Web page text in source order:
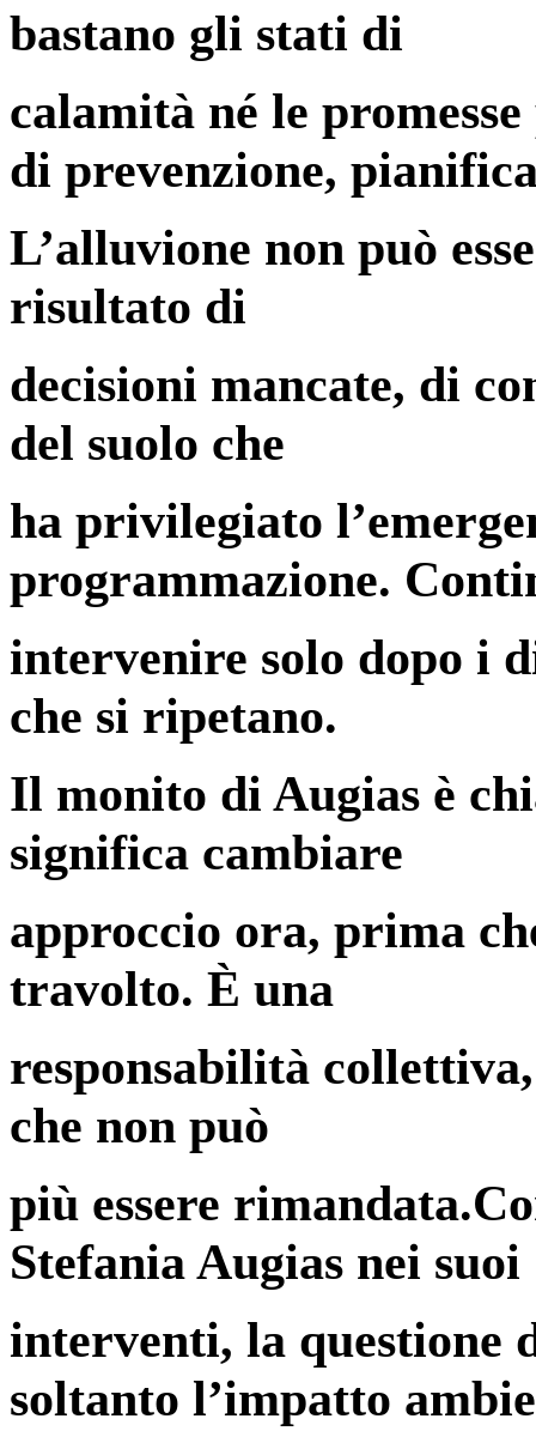
bastano gli stati di
calamità né le
di prevenzione,
L’alluvione non può
risultato di
decisioni mancate, di
del suolo che
ha privilegiato
programmazione.
intervenire solo dopo i
che si ripetano.
Il monito di Augias è
significa cambiare
approccio ora, prima
travolto. È una
responsabilità
che non può
più essere
Stefania Augias nei suoi
interventi, la questione
soltanto l’impatto